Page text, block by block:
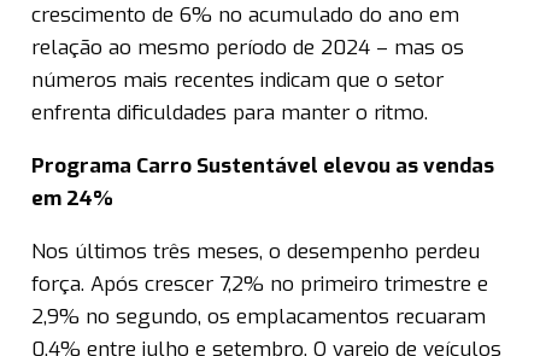
crescimento de 6% no acumulado do ano em
relação ao mesmo período de 2024 – mas os
números mais recentes indicam que o setor
enfrenta dificuldades para manter o ritmo.
Programa Carro Sustentável elevou as vendas
em 24%
Nos últimos três meses, o desempenho perdeu
força. Após crescer 7,2% no primeiro trimestre e
2,9% no segundo, os emplacamentos recuaram
0,4% entre julho e setembro. O varejo de veículos